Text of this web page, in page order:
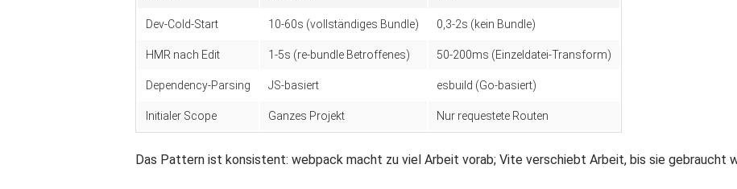
Dev-Cold-Start 10-60s (vollständiges Bundle) 0,3-2s (kein Bundle)
HMR nach Edit 1-5s (re-bundle Betroffenes) 50-200ms (Einzeldatei-Transform)
Dependency-Parsing JS-basiert esbuild (Go-basiert)
Initialer Scope Ganzes Projekt Nur requestete Routen
Das Pattern ist konsistent: webpack macht zu viel Arbeit vorab; Vite verschiebt Arbeit, bis sie gebraucht